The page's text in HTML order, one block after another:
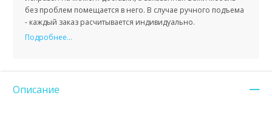
без проблем помещается в него. В случае ручного подъема
- каждый заказ расчитывается индивидуально.
Подробнее...
Описание